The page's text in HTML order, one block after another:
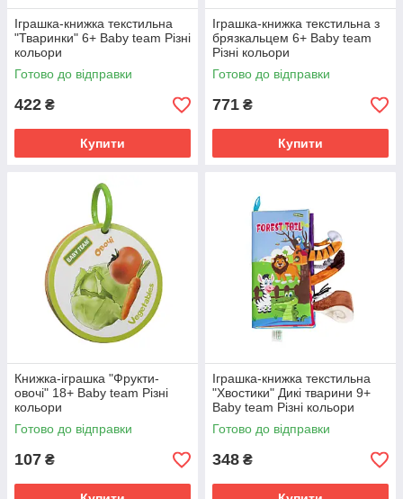
Іграшка-книжка текстильна
"Тваринки" 6+ Baby team Різні
кольори
Готово до відправки
422 ₴
Купити
Іграшка-книжка текстильна з
брязкальцем 6+ Baby team
Різні кольори
Готово до відправки
771 ₴
Купити
Книжка-іграшка "Фрукти-
овочі" 18+ Baby team Різні
кольори
Готово до відправки
107 ₴
Іграшка-книжка текстильна
"Хвостики" Дикі тварини 9+
Baby team Різні кольори
Готово до відправки
348 ₴